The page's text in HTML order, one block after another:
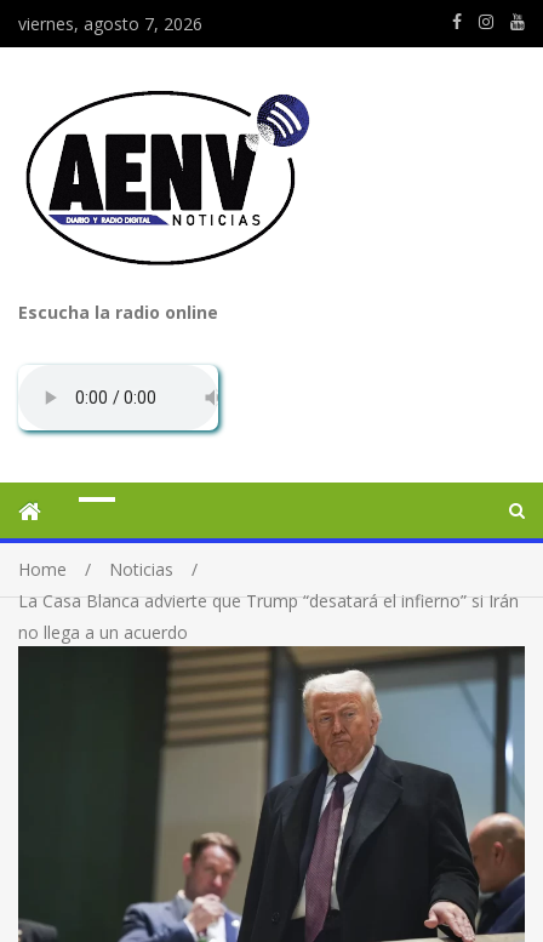
viernes, agosto 7, 2026
Escucha la radio online
Home
Noticias
La Casa Blanca advierte que Trump “desatará el infierno” si Irán
no llega a un acuerdo